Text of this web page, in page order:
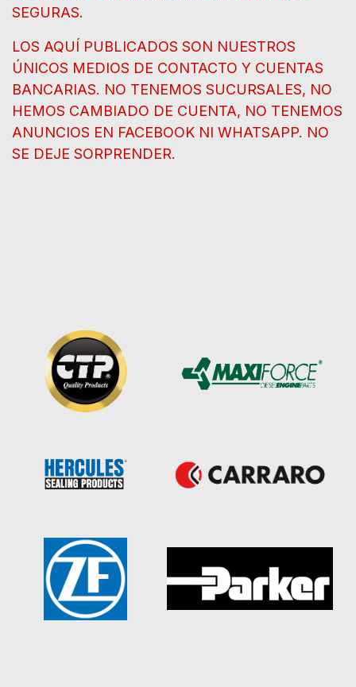
SEGURAS.
LOS AQUÍ PUBLICADOS SON NUESTROS
ÚNICOS MEDIOS DE CONTACTO Y CUENTAS
BANCARIAS. NO TENEMOS SUCURSALES, NO
HEMOS CAMBIADO DE CUENTA, NO TENEMOS
ANUNCIOS EN FACEBOOK NI WHATSAPP. NO
SE DEJE SORPRENDER.